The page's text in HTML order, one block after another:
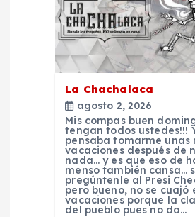
La Chachalaca
agosto 2, 2026
Mis compas buen
tengan todos ustedes!!!
pensaba tomarme unas
vacaciones después de
nada… y es que eso de
menso también cansa…
pregúntenle al Presi
pero bueno, no se cuajó
vacaciones porque la
del pueblo pues no da…